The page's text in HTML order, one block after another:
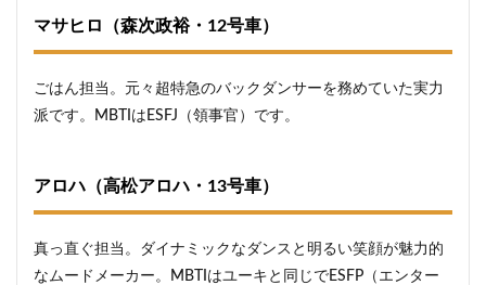
マサヒロ（森次政裕・12号車）
ごはん担当。元々超特急のバックダンサーを務めていた実力
派です。MBTIはESFJ（領事官）です。
アロハ（高松アロハ・13号車）
真っ直ぐ担当。ダイナミックなダンスと明るい笑顔が魅力的
なムードメーカー。MBTIはユーキと同じでESFP（エンター